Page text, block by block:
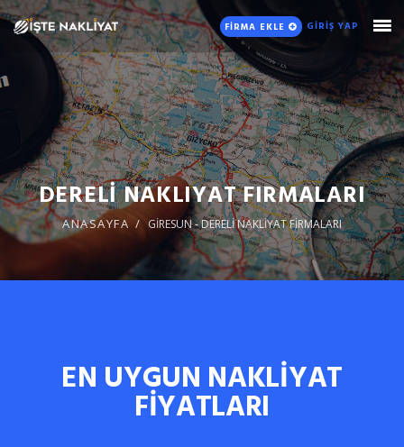
FİRMA EKLE GİRİŞ YAP
DERELİ NAKLIYAT FIRMALARI
ANASAYFA GİRESUN - DERELİ NAKLİYAT FİRMALARI
EN UYGUN NAKLİYAT
FİYATLARI